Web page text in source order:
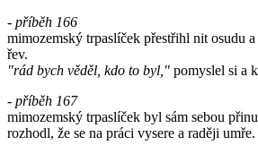
- příběh 166
mimozemský trpaslíček přestřihl nit osudu
řev.
"rád bych věděl, kdo to byl," pomyslel si a
- příběh 167
mimozemský trpaslíček byl sám sebou
rozhodl, že se na práci vysere a raději umře.